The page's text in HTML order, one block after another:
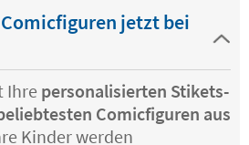
und den zauberhaften
weißen Katze der Welt
jetzt bei
Ihre personalisierten Stikets-
Comicfiguren aus
Kinder werden